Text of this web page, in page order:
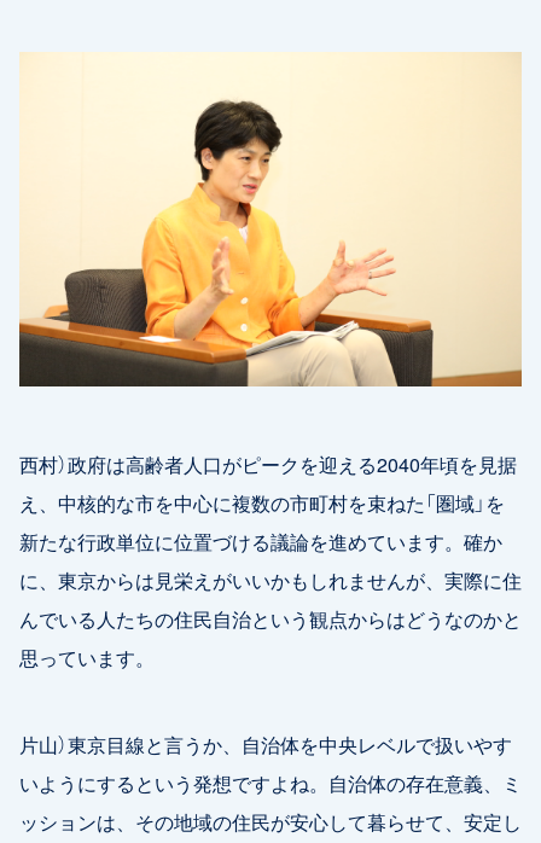
西村）政府は高齢者人口がピークを迎える2040年頃を見据
え、中核的な市を中心に複数の市町村を束ねた「圏域」を
新たな行政単位に位置づける議論を進めています。確か
に、東京からは見栄えがいいかもしれませんが、実際に住
んでいる人たちの住民自治という観点からはどうなのかと
思っています。
片山）東京目線と言うか、自治体を中央レベルで扱いやす
いようにするという発想ですよね。自治体の存在意義、ミ
ッションは、その地域の住民が安心して暮らせて、安定し